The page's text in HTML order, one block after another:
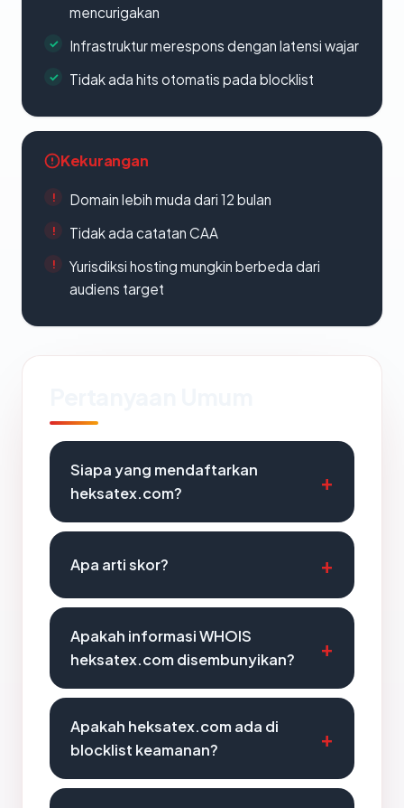
mencurigakan
Infrastruktur merespons dengan latensi wajar
Tidak ada hits otomatis pada blocklist
Kekurangan
Domain lebih muda dari 12 bulan
Tidak ada catatan CAA
Yurisdiksi hosting mungkin berbeda dari
audiens target
Siapa yang mendaftarkan
heksatex.com?
Apa arti skor?
Apakah informasi WHOIS
heksatex.com disembunyikan?
Apakah heksatex.com ada di
blocklist keamanan?